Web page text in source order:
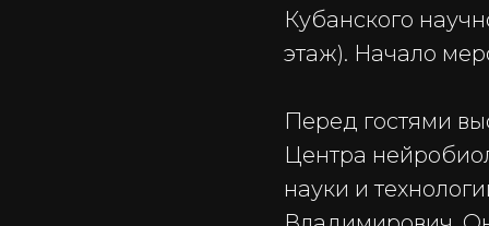
Кубанского
этаж). Начало
Перед гостями
Центра
науки и